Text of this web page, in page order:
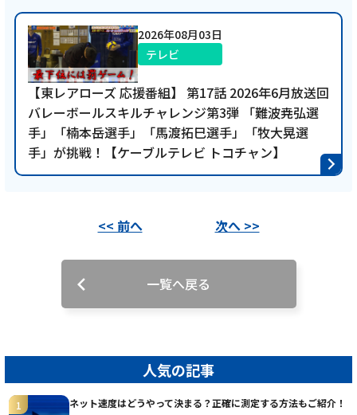
人気の記事
ネット速度はどうやって決まる？正確に測定する方法もご紹介！
2026年08月03日
テレビ
【東レアローズ 応援番組】 第17話 2026年6月放送回
バレーボールスキルチャレンジ第3弾 「難波尭弘選
手」「楠本岳選手」「馬渡拓巳選手」「牧大晃選
手」が挑戦！【ケーブルテレビ トコチャン】
<< 前へ 次へ >>
一覧へ戻る